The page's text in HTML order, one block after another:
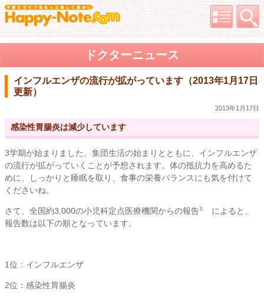
ドクターニュース
インフルエンザの流行が拡がっています（2013年1月17日
更新）
2013年1月17日
感染性胃腸炎は減少しています
3学期が始まりました。集団生活の始まりとともに、インフルエンザ
の流行が拡がっていくことが予想されます。体の抵抗力を高めるた
めに、しっかりと睡眠を取り、食事の栄養バランスにも気を付けて
くださいね。
さて、全国約3,000の小児科定点医療機関からの報告1)
によると、
報告数は以下の順となっています。
1位：インフルエンザ
2位：感染性胃腸炎